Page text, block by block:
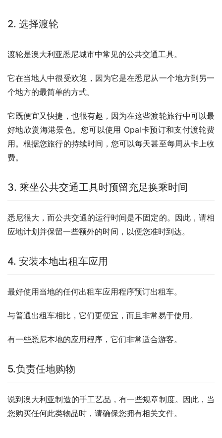
2. 选择渡轮
渡轮是澳大利亚悉尼城市中常见的公共交通工具。
它在当地人中很受欢迎，因为它是在悉尼从一个地方到另一
个地方的最简单的方式。
它既便宜又快捷，也很有趣，因为在这些渡轮旅行中可以最
好地欣赏海港景色。您可以使用 Opal卡预订和支付渡轮费
用。根据您旅行的持续时间，您可以每天甚至每周从卡上收
费。
3. 乘坐公共交通工具时预留充足换乘时间
悉尼很大，而公共交通的运行时间是不固定的。因此，请相
应地计划并保留一些额外的时间，以便您准时到达。
4. 安装本地出租车应用
最好使用当地的任何出租车应用程序预订出租车。
与普通出租车相比，它们更便宜，而且非常易于使用。
有一些悉尼本地的应用程序，它们非常适合游客。
5.负责任地购物
说到澳大利亚制造的手工艺品，有一些规章制度。因此，当
您购买任何此类物品时，请确保您拥有相关文件。